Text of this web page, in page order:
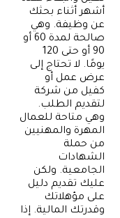
أشهر أثناء بحثك
عن وظيفة. وهي
صالحة لمدة 60 أو
90 أو حتى 120
يومًا. لا تحتاج إلى
عرض عمل أو
كفيل من شركة
لتقديم الطلب.
وهي متاحة للعمال
المهرة والمهنيين
من حملة
الشهادات
الجامعية. ولكن
عليك تقديم دليل
على مؤهلاتك
وقدرتك المالية. إذا